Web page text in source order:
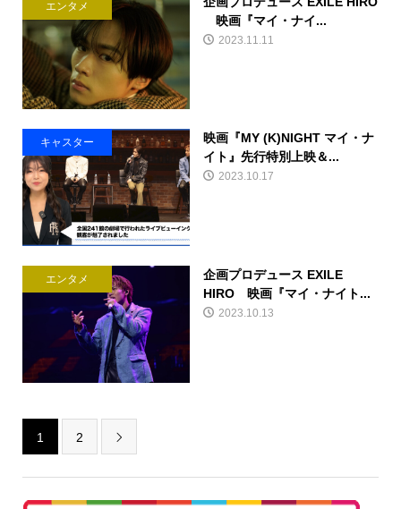
エンタメ
映画『マイ・ナイ...
2023.11.11
キャスター
映画『MY (K)NIGHT マイ・ナ
イト』先行特別上映＆...
2023.10.17
エンタメ
企画プロデュース EXILE
HIRO 映画『マイ・ナイト...
2023.10.13
1 2 